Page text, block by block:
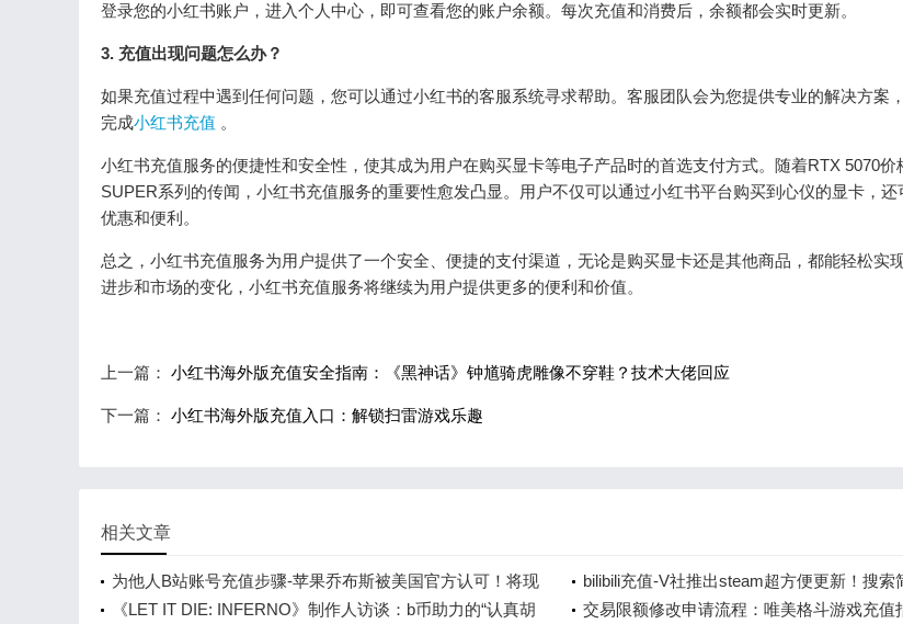
登录您的小红书账户，进入个人中心，即可查看您的账户余额。每次充值和消费后，余额都会实时更新。
3. 充值出现问题怎么办？
如果充值过程中遇到任何问题，您可以通过小红书的客服系统寻求帮助。客服团队会为您提供专业的解决方案
完成小红书充值 。
小红书充值服务的便捷性和安全性，使其成为用户在购买显卡等电子产品时的首选支付方式。随着RTX 5070价
SUPER系列的传闻，小红书充值服务的重要性愈发凸显。用户不仅可以通过小红书平台购买到心仪的显卡，还
优惠和便利。
总之，小红书充值服务为用户提供了一个安全、便捷的支付渠道，无论是购买显卡还是其他商品，都能轻松实
进步和市场的变化，小红书充值服务将继续为用户提供更多的便利和价值。
上一篇： 小红书海外版充值安全指南：《黑神话》钟馗骑虎雕像不穿鞋？技术大佬回应
下一篇： 小红书海外版充值入口：解锁扫雷游戏乐趣
相关文章
为他人B站账号充值步骤-苹果乔布斯被美国官方认可！将现
身在1美元纪念币上
bilibili充值-V社推出steam超方便更新！搜索
《LET IT DIE: INFERNO》制作人访谈：b币助力的“认真胡
交易限额修改申请流程：唯美格斗游戏充值